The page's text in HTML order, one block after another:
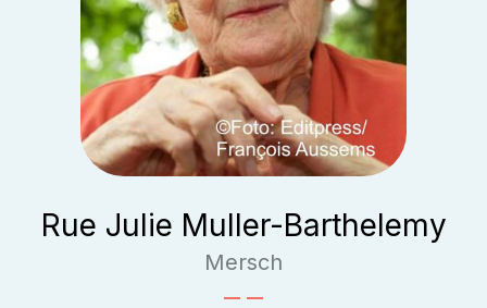
Rue Julie Muller-Barthelemy
Mersch